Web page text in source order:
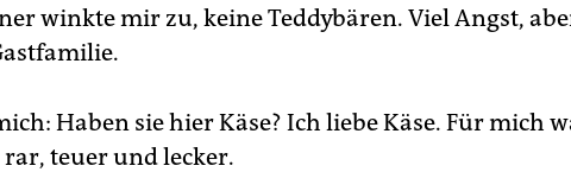
winkte mir zu, keine Teddybären. Viel Angst,
Haben sie hier Käse? Ich liebe Käse. Für mich
teuer und lecker.